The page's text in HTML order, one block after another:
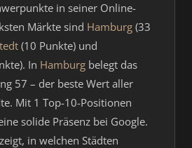
in seiner Online-
Märkte sind Hamburg (33
(10 Punkte) und
In Hamburg belegt das
57 – der beste Wert aller
Mit 1 Top-10-Positionen
solide Präsenz bei Google.
in welchen Städten